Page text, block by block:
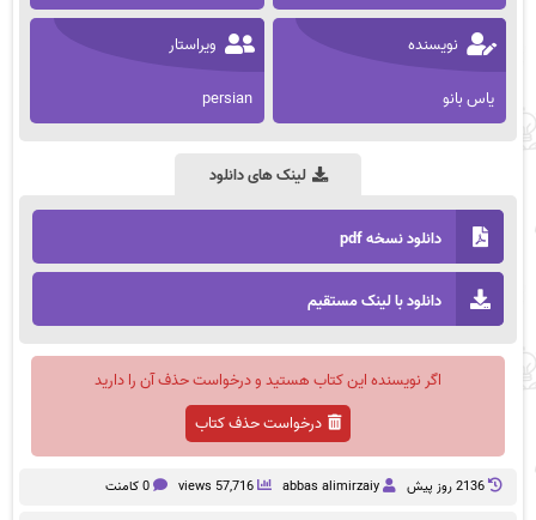
نویسنده
یاس بانو
ویراستار
persian
لینک های دانلود
دانلود نسخه pdf
دانلود با لینک مستقیم
اگر نویسنده این کتاب هستید و درخواست حذف آن را دارید
درخواست حذف کتاب
2136 روز پيش abbas alimirzaiy
57,716 views 0 کامنت